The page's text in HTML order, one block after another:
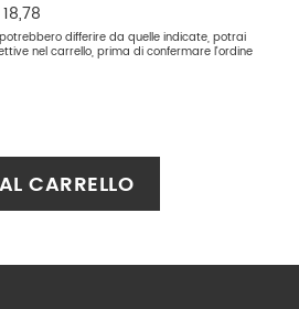
18,78
differire da quelle indicate, potrai
nel carrello, prima di confermare l'ordine
CARRELLO